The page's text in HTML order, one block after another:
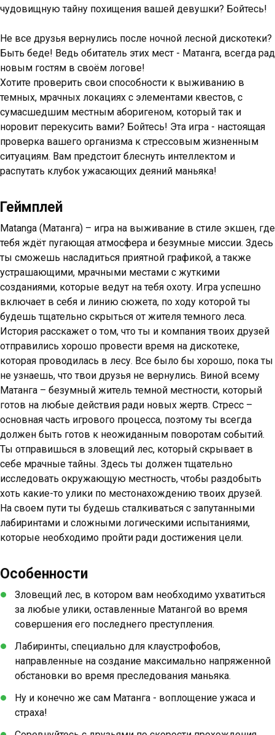
чудовищную тайну похищения вашей девушки? Бойтесь!
Не все друзья вернулись после ночной лесной дискотеки?
Быть беде! Ведь обитатель этих мест - Матанга, всегда рад
новым гостям в своём логове!
Хотите проверить свои способности к выживанию в
темных, мрачных локациях с элементами квестов, с
сумасшедшим местным аборигеном, который так и
норовит перекусить вами? Бойтесь! Эта игра - настоящая
проверка вашего организма к стрессовым жизненным
ситуациям. Вам предстоит блеснуть интеллектом и
распутать клубок ужасающих деяний маньяка!
Геймплей
Matanga (Матанга) – игра на выживание в стиле экшен, где
тебя ждёт пугающая атмосфера и безумные миссии. Здесь
ты сможешь насладиться приятной графикой, а также
устрашающими, мрачными местами с жуткими
созданиями, которые ведут на тебя охоту. Игра успешно
включает в себя и линию сюжета, по ходу которой ты
будешь тщательно скрыться от жителя темного леса.
История расскажет о том, что ты и компания твоих друзей
отправились хорошо провести время на дискотеке,
которая проводилась в лесу. Все было бы хорошо, пока ты
не узнаешь, что твои друзья не вернулись. Виной всему
Матанга – безумный житель темной местности, который
готов на любые действия ради новых жертв. Стресс –
основная часть игрового процесса, поэтому ты всегда
должен быть готов к неожиданным поворотам событий.
Ты отправишься в зловещий лес, который скрывает в
себе мрачные тайны. Здесь ты должен тщательно
исследовать окружающую местность, чтобы раздобыть
хоть какие-то улики по местонахождению твоих друзей.
На своем пути ты будешь сталкиваться с запутанными
лабиринтами и сложными логическими испытаниями,
которые необходимо пройти ради достижения цели.
Особенности
Зловещий лес, в котором вам необходимо ухватиться
за любые улики, оставленные Матангой во время
совершения его последнего преступления.
Лабиринты, специально для клаустрофобов,
направленные на создание максимально напряженной
обстановки во время преследования маньяка.
Ну и конечно же сам Матанга - воплощение ужаса и
страха!